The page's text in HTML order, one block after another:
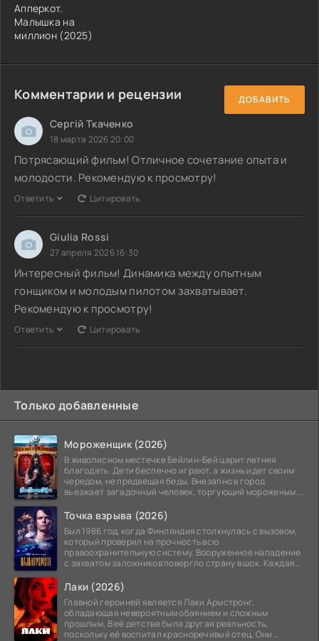
Апперкот.
Малышка на
миллион (2025)
Комментарии и рецензии ДОБАВИТЬ
Сергій Ткаченко
18 марта 2026 20:00
Потрясающий фильм! Отличное сочетание опыта и
молодости. Рекомендую к просмотру!
Ответить Цитировать
Giulia Rossi
27 апреля 2026 16:30
Интересный фильм! Динамика между опытным
гонщиком и молодым пилотом захватывает.
Рекомендую к просмотру!
Ответить Цитировать
Только добавленные
Мороженщик (2026)
В живописном местечке Бейлин-Бей царит летняя
благодать. Дети беспечно играют, а жизнь идет своим
чередом, не предвещая беды. Внезапно в город
въезжает загадочный человек, торгующий мороженым.
Точка взрыва (2026)
Был 1986 год, когда Финляндия столкнулась с вызовом,
который проверил на прочность всю
правоохранительную систему. Вооруженное нападение
с захватом заложников повергло страну в шок. Каждая
Лаки (2026)
Главной героиней является Лаки Армстронг,
обладающая невероятным обаянием и сложным
прошлым. В её детстве была другая реальность,
поскольку её воспитал красноречивый отец. Они